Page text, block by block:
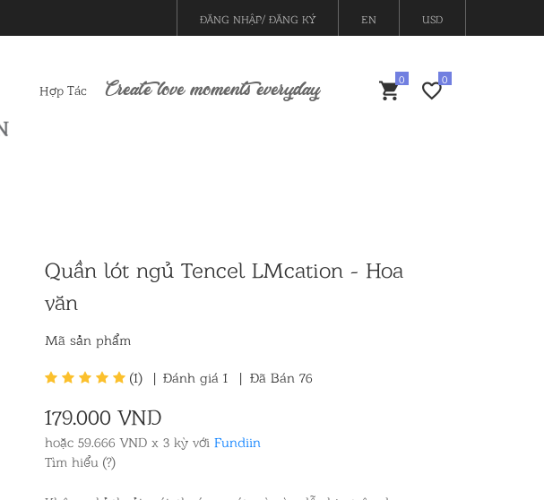
ĐĂNG NHẬP/ ĐĂNG KÝ EN USD
Hợp Tác Create love moments everyday
Quần lót ngủ Tencel LMcation - Hoa
văn
Mã sản phẩm
(1) | Đánh giá1 | Đã Bán 76
179.000 VND
hoặc 59.666 VND x 3 kỳ với Fundiin
Tìm hiểu (?)